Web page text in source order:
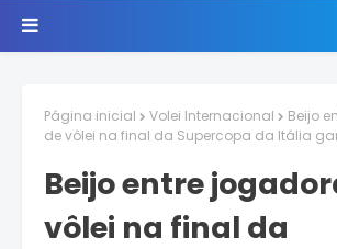
Página inicial Volei Internacional
Beijo
de vôlei na final da Supercopa da Itália
Beijo entre
vôlei na final da